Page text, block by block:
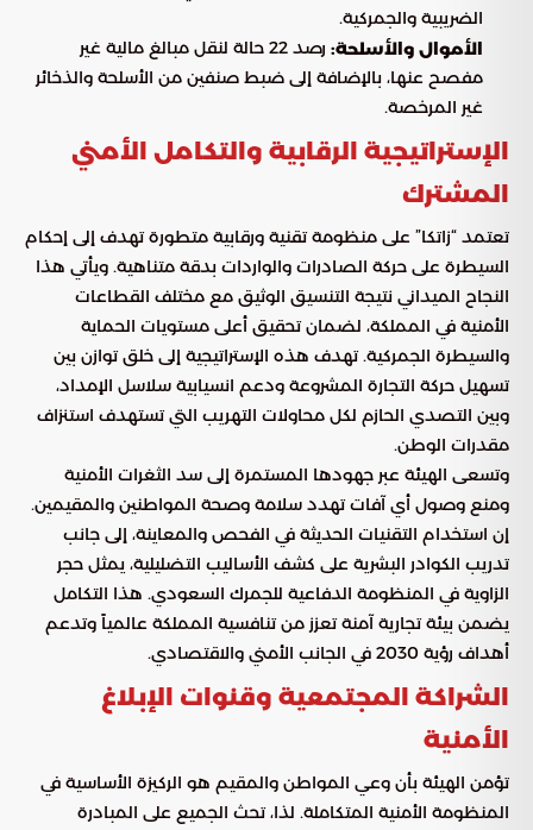
الضريبية والجمركية.
الأموال والأسلحة:
رصد 22 حالة لنقل مبالغ مالية غير
مفصح عنها، بالإضافة إلى ضبط صنفين من الأسلحة والذخائر
غير المرخصة.
الإستراتيجية الرقابية والتكامل الأمني
المشترك
تعتمد “زاتكا” على منظومة تقنية ورقابية متطورة تهدف إلى إحكام
السيطرة على حركة الصادرات والواردات بدقة متناهية. ويأتي هذا
النجاح الميداني نتيجة التنسيق الوثيق مع مختلف القطاعات
الأمنية في المملكة، لضمان تحقيق أعلى مستويات الحماية
والسيطرة الجمركية. تهدف هذه الإستراتيجية إلى خلق توازن بين
تسهيل حركة التجارة المشروعة ودعم انسيابية سلاسل الإمداد،
وبين التصدي الحازم لكل محاولات التهريب التي تستهدف استنزاف
مقدرات الوطن.
وتسعى الهيئة عبر جهودها المستمرة إلى سد الثغرات الأمنية
ومنع وصول أي آفات تهدد سلامة وصحة المواطنين والمقيمين.
إن استخدام التقنيات الحديثة في الفحص والمعاينة، إلى جانب
تدريب الكوادر البشرية على كشف الأساليب التضليلية، يمثل حجر
الزاوية في المنظومة الدفاعية للجمرك السعودي. هذا التكامل
يضمن بيئة تجارية آمنة تعزز من تنافسية المملكة عالمياً وتدعم
أهداف رؤية 2030 في الجانب الأمني والاقتصادي.
الشراكة المجتمعية وقنوات الإبلاغ
الأمنية
تؤمن الهيئة بأن وعي المواطن والمقيم هو الركيزة الأساسية في
المنظومة الأمنية المتكاملة. لذا، تحث الجميع على المبادرة